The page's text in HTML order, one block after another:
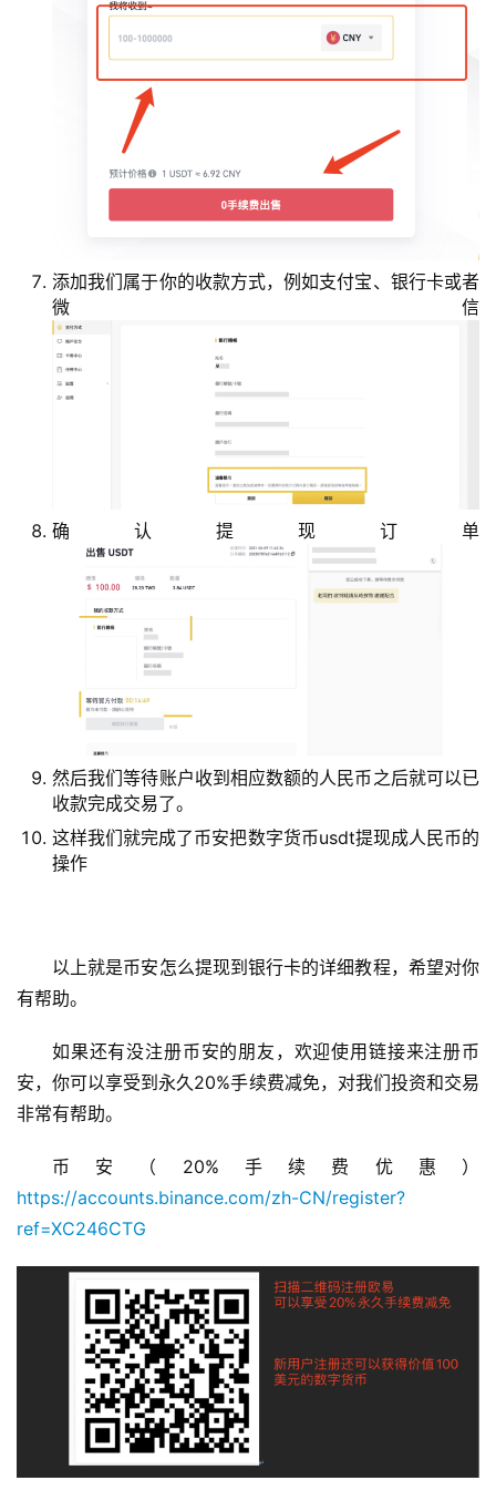
见
添加我们属于你的收款方式，例如支付宝、银行卡或者
微信
确认提现订单
然后我们等待账户收到相应数额的人民币之后就可以已
收款完成交易了。
这样我们就完成了币安把数字货币usdt提现成人民币的
操作
以上就是币安怎么提现到银行卡的详细教程，希望对你
有帮助。
如果还有没注册币安的朋友，欢迎使用链接来注册币
安，你可以享受到永久20%手续费减免，对我们投资和交易
非常有帮助。
币安（20%手续费优惠）
https://accounts.binance.com/zh-CN/register?
ref=XC246CTG